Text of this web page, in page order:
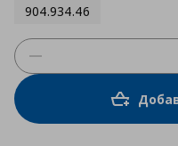
904.934.46